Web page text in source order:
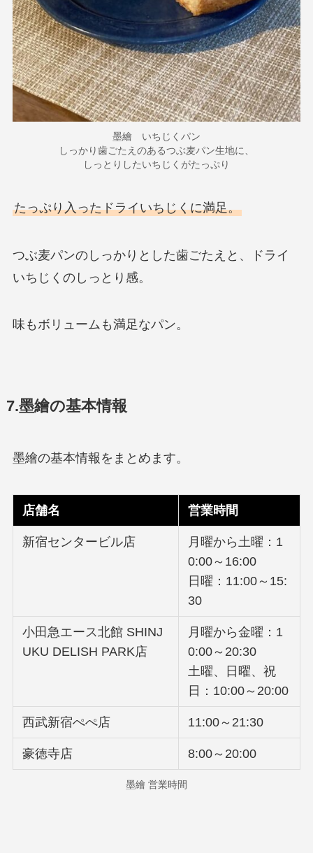
墨繪 いちじくパン
しっかり歯ごたえのあるつぶ麦パン生地に、
しっとりしたいちじくがたっぷり
たっぷり入ったドライいちじくに満足。
つぶ麦パンのしっかりとした歯ごたえと、ドライ
いちじくのしっとり感。
味もボリュームも満足なパン。
7.墨繪の基本情報
墨繪の基本情報をまとめます。
店舗名 営業時間
新宿センタービル店
月曜から土曜：1
0:00～16:00
日曜：11:00～15:
30
小田急エース北館 SHINJ
UKU DELISH PARK店
月曜から金曜：1
0:00～20:30
土曜、日曜、祝
日：10:00～20:00
西武新宿ぺぺ店 11:00～21:30
豪徳寺店 8:00～20:00
墨繪 営業時間